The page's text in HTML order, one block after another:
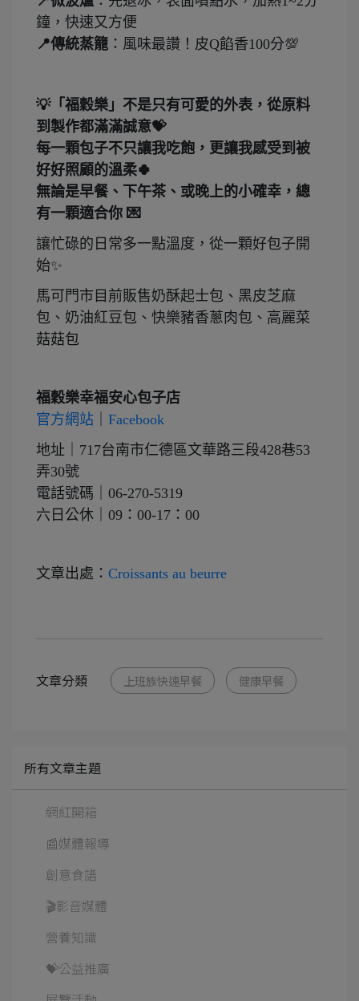
鐘，快速又方便
📍傳統蒸籠 ：風味最讚！皮Q餡香100分💯
💡「福穀樂」不是只有可愛的外表，從原料
到製作都滿滿誠意💝
每一顆包子不只讓我吃飽，更讓我感受到被
好好照顧的溫柔🍀
無論是早餐、下午茶、或晚上的小確幸，總
有一顆適合你 💌
讓忙碌的日常多一點溫度，從一顆好包子開
始✨
馬可門市目前販售奶酥起士包、黑皮芝麻
包、奶油紅豆包、快樂豬香蔥肉包、高麗菜
菇菇包
福穀樂幸福安心包子店
官方網站
Facebook
地址｜717台南市仁德區文華路三段428巷53
弄30號
電話號碼｜06-270-5319
六日公休｜09：00-17：00
文章出處 ： Croissants au beurre
文章分類 上班族快速早餐 健康早餐
所有文章主題
網紅開箱
📰媒體報導
創意食譜
🎬影音媒體
營養知識
💝公益推廣